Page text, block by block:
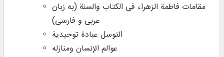
مقامات فاطمة الزهراء فی الکتاب والسنة (به زبان
عربی و فارسی)
التوسل عبادة توحیدیة
عوالم الإنسان ومنازله